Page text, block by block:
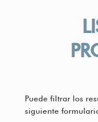
Puede filtrar los
siguiente